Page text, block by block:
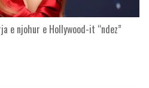
e njohur e Hollywood-it “ndez”